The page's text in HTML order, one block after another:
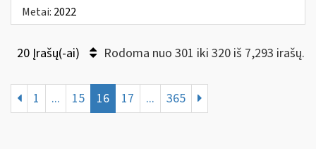
Metai: 2022
20 Įrašų(-ai) Rodoma nuo 301 iki 320 iš 7,293 irašų.
1 ... 15 16 17 ... 365